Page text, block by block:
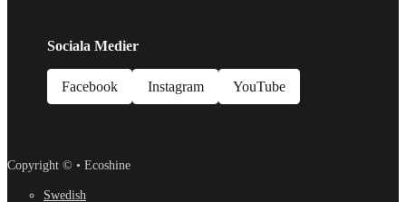
Sociala Medier
Facebook Instagram YouTube
Copyright © • Ecoshine
Swedish